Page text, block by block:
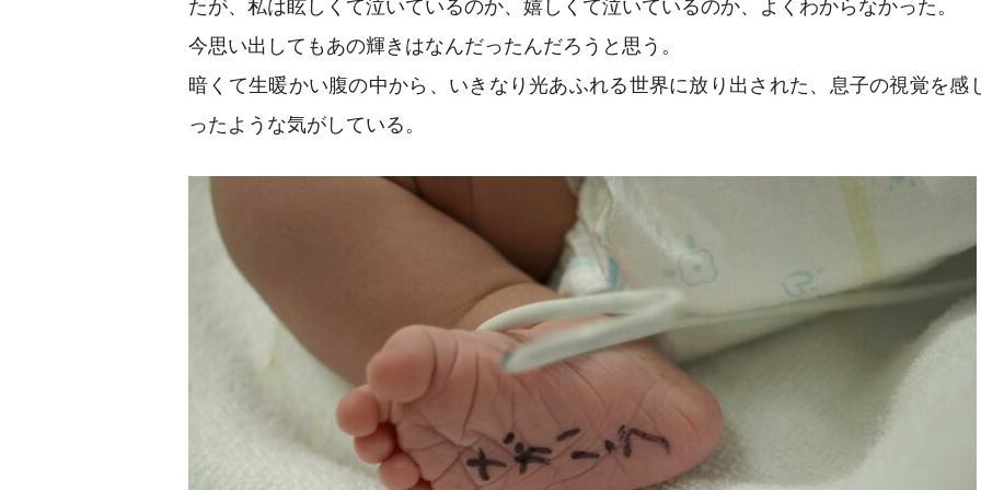
たが、私は眩しくて泣いているのか、嬉しくて泣いているのか、よくわからなかった。
今思い出してもあの輝きはなんだったんだろうと思う。
暗くて生暖かい腹の中から、いきなり光あふれる世界に放り出された、息子の視覚を感
ったような気がしている。